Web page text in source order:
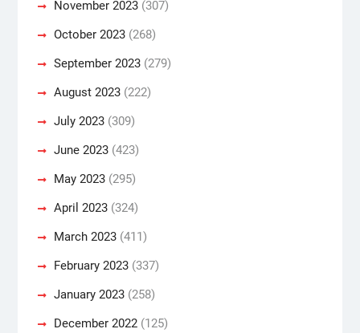
November 2023(307)
October 2023(268)
September 2023(279)
August 2023(222)
July 2023(309)
June 2023(423)
May 2023(295)
April 2023(324)
March 2023(411)
February 2023(337)
January 2023(258)
December 2022(125)